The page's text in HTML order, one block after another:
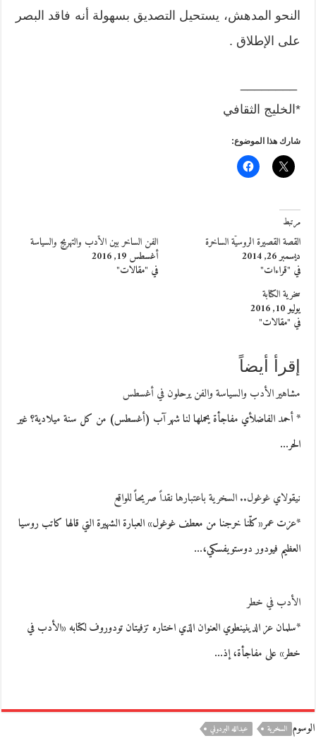
النحو المدهش، يستحيل التصديق بسهولة أنه فاقد البصر
على الإطلاق .
*الخليج الثقافي
شارك هذا الموضوع:
مرتبط
القصة القصيرة الروسيّة الساخرة
ديسمبر 26, 2014
في "قراءات"
الفن الساخر بين الأدب والتهريج والسياسة
أغسطس 19, 2016
في "مقالات"
سخرية الكتابة
يوليو 10, 2016
في "مقالات"
إقرأ أيضاً
مشاهير الأدب والسياسة والفن يرحلون في أغسطس
* أحمد الفاضلأي مفاجأة يحملها لنا شهر آب (أغسطس) من كل سنة ميلادية؟ غير
الحر…
نيقولاي غوغول.. السخرية باعتبارها نقداً صريحاً للواقع
*عزت عمر«كلّنا خرجنا من معطف غوغول» العبارة الشهيرة التي قالها كاتب روسيا
العظيم فيودور دوستويفسكي،…
الأدب في خطر
*سلمان عز الدينينطوي العنوان الذي اختاره تزفيتان تودوروف لكتابه «الأدب في
خطر» على مفاجأة، إذ…
الوسوم السخرية عبدالله البردوني